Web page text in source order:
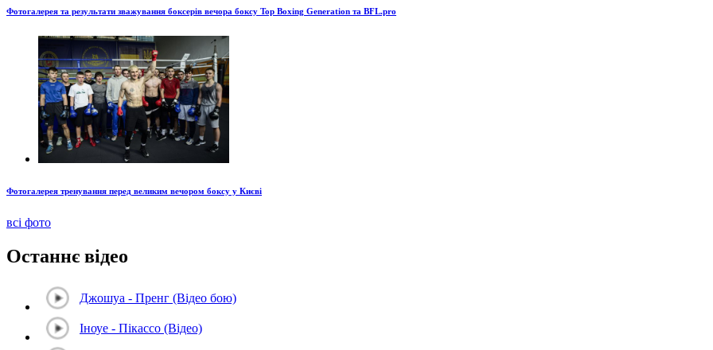
Фотогалерея та результати зважування боксерів вечора боксу Top Boxing Generation та BFL.pro
Фотогалерея тренування перед великим вечором боксу у Києві
всі фото
Останнє відео
Джошуа - Пренг (Відео бою)
Іноуе - Пікассо (Відео)